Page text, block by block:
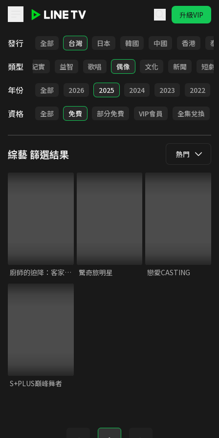
升級VIP
發行 全部 台灣 日本 韓國 中國 香港 泰
類型
談話 紀實 益智 歌唱 偶像 文化 新聞 短劇
年份 全部 2026 2025 2024 2023 2022
資格 全部 免費 部分免費 VIP會員 全集兌換
綜藝篩選結果 熱門
廚師的迫降：客家廚房2 驚奇旅明星 戀愛CASTING
S+PLUS巔峰舞者